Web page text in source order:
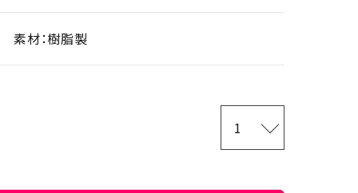
素材：樹脂製